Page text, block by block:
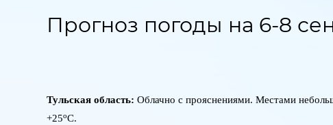
Прогноз погоды на 6-8
Тульская область: Облачно с прояснениями. Местами
+25оС.